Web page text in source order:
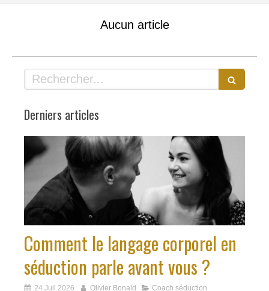
Aucun article
Rechercher
Derniers articles
Comment le langage corporel en
séduction parle avant vous ?
24 Juil 2026 Olivier Bonald Coach séduction